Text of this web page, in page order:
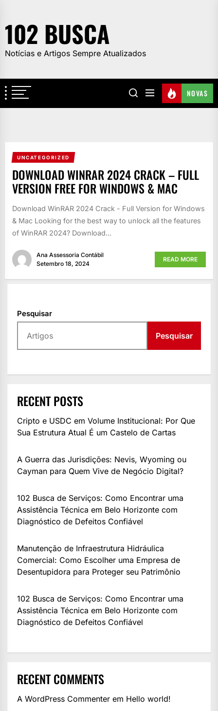
the
content
102 BUSCA
Notícias e Artigos Sempre Atualizados
NOVAS
UNCATEGORIZED
DOWNLOAD WINRAR 2024 CRACK – FULL
VERSION FREE FOR WINDOWS & MAC
Download WinRAR 2024 Crack - Full Version for Windows
& Mac Looking for the best way to unlock all the features
of WinRAR 2024? Download...
Ana Assessoria Contábil
Setembro 18, 2024
READ MORE
Pesquisar
Pesquisar
RECENT POSTS
Cripto e USDC em Volume Institucional: Por Que
Sua Estrutura Atual É um Castelo de Cartas
A Guerra das Jurisdições: Nevis, Wyoming ou
Cayman para Quem Vive de Negócio Digital?
102 Busca de Serviços: Como Encontrar uma
Assistência Técnica em Belo Horizonte com
Diagnóstico de Defeitos Confiável
Manutenção de Infraestrutura Hidráulica
Comercial: Como Escolher uma Empresa de
Desentupidora para Proteger seu Patrimônio
102 Busca de Serviços: Como Encontrar uma
Assistência Técnica em Belo Horizonte com
Diagnóstico de Defeitos Confiável
RECENT COMMENTS
A WordPress Commenter em Hello world!